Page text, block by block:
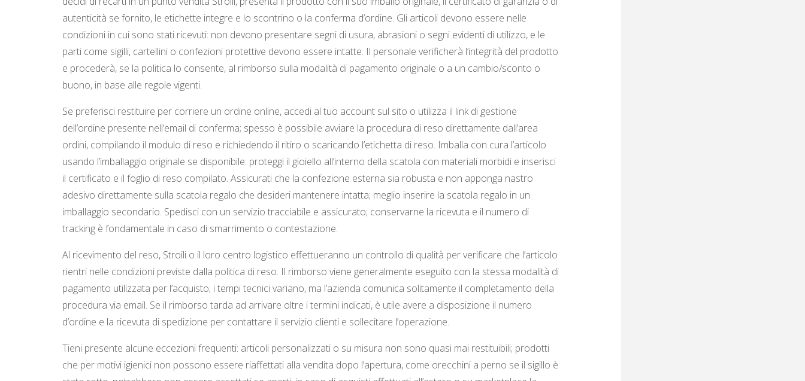
autenticità se fornito, le etichette integre e lo scontrino o la conferma d’ordine. Gli articoli devono essere nelle
condizioni in cui sono stati ricevuti: non devono presentare segni di usura, abrasioni o segni evidenti di utilizzo, e le
parti come sigilli, cartellini o confezioni protettive devono essere intatte. Il personale verificherà l’integrità del prodotto
e procederà, se la politica lo consente, al rimborso sulla modalità di pagamento originale o a un cambio/sconto o
buono, in base alle regole vigenti.
Se preferisci restituire per corriere un ordine online, accedi al tuo account sul sito o utilizza il link di gestione
dell’ordine presente nell’email di conferma; spesso è possibile avviare la procedura di reso direttamente dall’area
ordini, compilando il modulo di reso e richiedendo il ritiro o scaricando l’etichetta di reso. Imballa con cura l’articolo
usando l’imballaggio originale se disponibile: proteggi il gioiello all’interno della scatola con materiali morbidi e inserisci
il certificato e il foglio di reso compilato. Assicurati che la confezione esterna sia robusta e non apponga nastro
adesivo direttamente sulla scatola regalo che desideri mantenere intatta; meglio inserire la scatola regalo in un
imballaggio secondario. Spedisci con un servizio tracciabile e assicurato; conservarne la ricevuta e il numero di
tracking è fondamentale in caso di smarrimento o contestazione.
Al ricevimento del reso, Stroili o il loro centro logistico effettueranno un controllo di qualità per verificare che l’articolo
rientri nelle condizioni previste dalla politica di reso. Il rimborso viene generalmente eseguito con la stessa modalità di
pagamento utilizzata per l’acquisto; i tempi tecnici variano, ma l’azienda comunica solitamente il completamento della
procedura via email. Se il rimborso tarda ad arrivare oltre i termini indicati, è utile avere a disposizione il numero
d’ordine e la ricevuta di spedizione per contattare il servizio clienti e sollecitare l’operazione.
Tieni presente alcune eccezioni frequenti: articoli personalizzati o su misura non sono quasi mai restituibili; prodotti
che per motivi igienici non possono essere riaffettati alla vendita dopo l’apertura, come orecchini a perno se il sigillo è